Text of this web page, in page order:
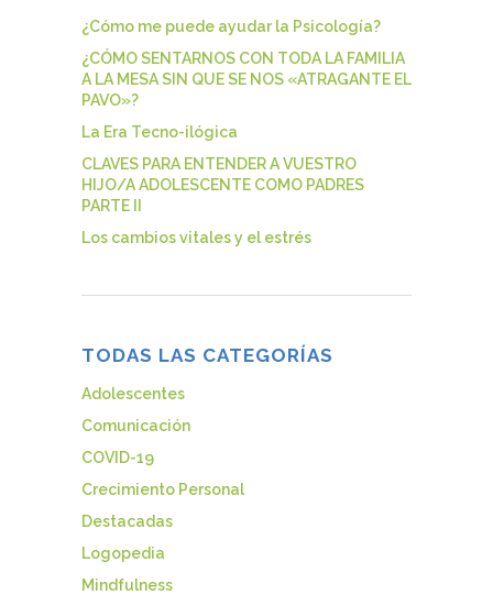
¿Cómo me puede ayudar la Psicología?
¿CÓMO SENTARNOS CON TODA LA FAMILIA
A LA MESA SIN QUE SE NOS «ATRAGANTE EL
PAVO»?
La Era Tecno-ilógica
CLAVES PARA ENTENDER A VUESTRO
HIJO/A ADOLESCENTE COMO PADRES
PARTE II
Los cambios vitales y el estrés
TODAS LAS CATEGORÍAS
Adolescentes
Comunicación
COVID-19
Crecimiento Personal
Destacadas
Logopedia
Mindfulness